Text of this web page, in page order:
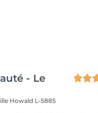
- Le
Howald L-5885